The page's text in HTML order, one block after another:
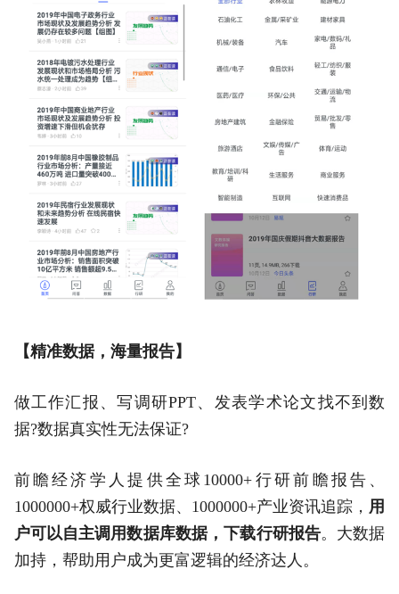
【精准数据，海量报告】
做工作汇报、写调研PPT、发表学术论文找不到数
据?数据真实性无法保证?
前瞻经济学人提供全球10000+行研前瞻报告、
1000000+权威行业数据、1000000+产业资讯追踪， 用
户可以自主调用数据库数据，下载行研报告。大数据
加持，帮助用户成为更富逻辑的经济达人。